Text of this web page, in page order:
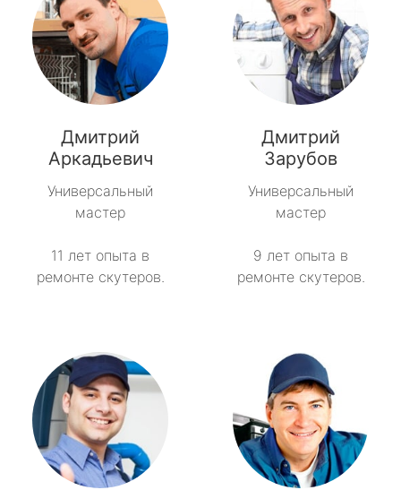
Дмитрий
Аркадьевич
Универсальный
мастер
11 лет опыта в
ремонте скутеров.
Дмитрий
Зарубов
Универсальный
мастер
9 лет опыта в
ремонте скутеров.